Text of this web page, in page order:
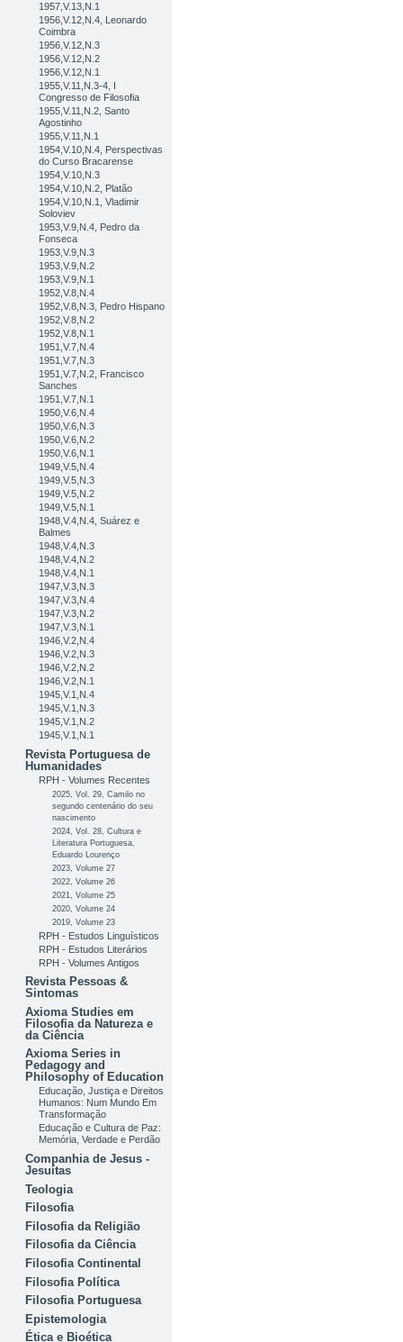
1957,V.13,N.1
1956,V.12,N.4, Leonardo
Coimbra
1956,V.12,N.3
1956,V.12,N.2
1956,V.12,N.1
1955,V.11,N.3-4, I
Congresso de Filosofia
1955,V.11,N.2, Santo
Agostinho
1955,V.11,N.1
1954,V.10,N.4, Perspectivas
do Curso Bracarense
1954,V.10,N.3
1954,V.10,N.2, Platão
1954,V.10,N.1, Vladimir
Soloviev
1953,V.9,N.4, Pedro da
Fonseca
1953,V.9,N.3
1953,V.9,N.2
1953,V.9,N.1
1952,V.8,N.4
1952,V.8,N.3, Pedro Hispano
1952,V.8,N.2
1952,V.8,N.1
1951,V.7,N.4
1951,V.7,N.3
1951,V.7,N.2, Francisco
Sanches
1951,V.7,N.1
1950,V.6,N.4
1950,V.6,N.3
1950,V.6,N.2
1950,V.6,N.1
1949,V.5,N.4
1949,V.5,N.3
1949,V.5,N.2
1949,V.5,N.1
1948,V.4,N.4, Suárez e
Balmes
1948,V.4,N.3
1948,V.4,N.2
1948,V.4,N.1
1947,V.3,N.3
1947,V.3,N.4
1947,V.3,N.2
1947,V.3,N.1
1946,V.2,N.4
1946,V.2,N.3
1946,V.2,N.2
1946,V.2,N.1
1945,V.1,N.4
1945,V.1,N.3
1945,V.1,N.2
1945,V.1,N.1
Revista Portuguesa de
Humanidades
RPH - Volumes Recentes
2025, Vol. 29, Camilo no
segundo centenário do seu
nascimento
2024, Vol. 28, Cultura e
Literatura Portuguesa,
Eduardo Lourenço
2023, Volume 27
2022, Volume 26
2021, Volume 25
2020, Volume 24
2019, Volume 23
RPH - Estudos Linguísticos
RPH - Estudos Literários
RPH - Volumes Antigos
Revista Pessoas &
Sintomas
Axioma Studies em
Filosofia da Natureza e
da Ciência
Axioma Series in
Pedagogy and
Philosophy of Education
Educação, Justiça e Direitos
Humanos: Num Mundo Em
Transformação
Educação e Cultura de Paz:
Memória, Verdade e Perdão
Companhia de Jesus -
Jesuítas
Teologia
Filosofia
Filosofia da Religião
Filosofia da Ciência
Filosofia Continental
Filosofia Política
Filosofia Portuguesa
Epistemologia
Ética e Bioética